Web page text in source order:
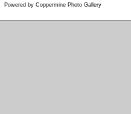
Powered by Coppermine Photo Gallery